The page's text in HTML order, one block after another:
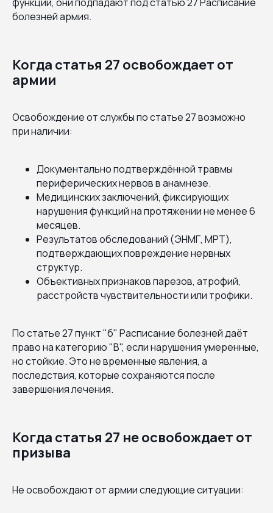
болезней армия.
Когда статья 27 освобождает от
армии
Освобождение от службы по статье 27 возможно
при наличии:
Документально подтверждённой травмы
периферических нервов в анамнезе.
Медицинских заключений, фиксирующих
нарушения функций на протяжении не менее 6
месяцев.
Результатов обследований (ЭНМГ, МРТ),
подтверждающих повреждение нервных
структур.
Объективных признаков парезов, атрофий,
расстройств чувствительности или трофики.
По статье 27 пункт "б" Расписание болезней даёт
право на категорию "В", если нарушения умеренные,
но стойкие. Это не временные явления, а
последствия, которые сохраняются после
завершения лечения.
Когда статья 27 не освобождает от
призыва
Не освобождают от армии следующие ситуации: